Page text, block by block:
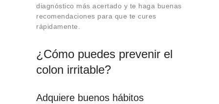
diagnóstico más acertado y te haga buenas
recomendaciones para que te cures
rápidamente.
¿Cómo puedes prevenir el
colon irritable?
Adquiere buenos hábitos